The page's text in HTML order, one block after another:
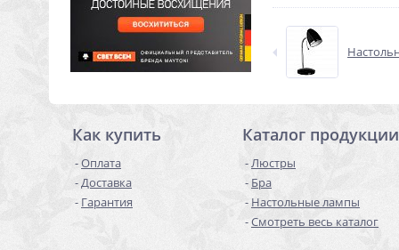
Как купить
Оплата
Доставка
Гарантия
Каталог продукции
Люстры
Бра
Настольные лампы
Смотреть весь каталог